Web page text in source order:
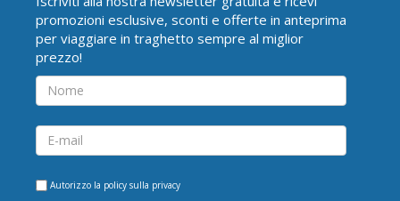
promozioni esclusive, sconti e offerte in anteprima
per viaggiare in traghetto sempre al miglior
prezzo!
Autorizzo la policy sulla privacy